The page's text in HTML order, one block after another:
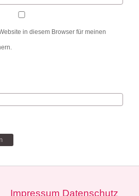
in diesem Browser für meinen
Impressum Datenschutz